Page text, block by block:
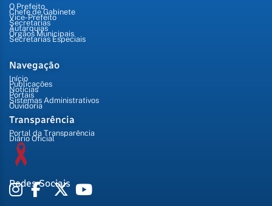
O Prefeito
Chefe de Gabinete
Vice-Prefeito
Secretarias
Autarquias
Órgãos Municipais
Secretarias Especiais
Navegação
Início
Publicações
Notícias
Portais
Sistemas Administrativos
Ouvidoria
Transparência
Portal da Transparência
Diário Oficial
Redes Sociais